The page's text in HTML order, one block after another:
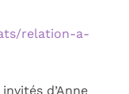
relation-a-
d’Anne